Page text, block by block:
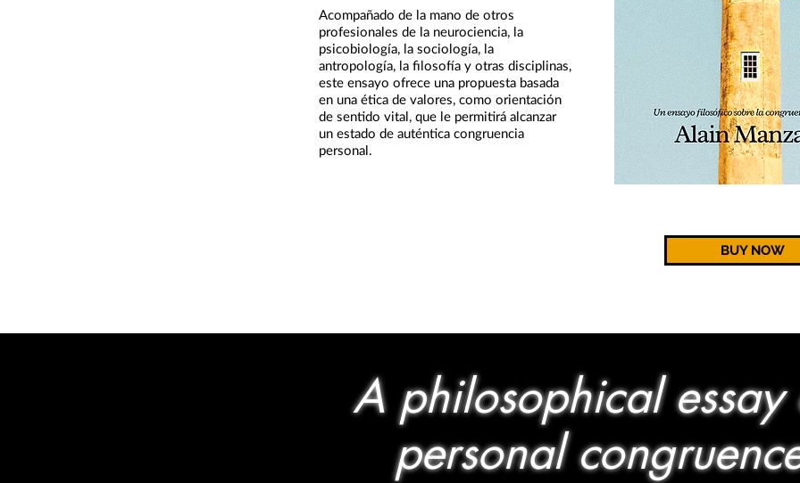
Acompañado de la mano de otros
profesionales de la neurociencia, la
psicobiología, la sociología, la
antropología, la filosofía y otras disciplinas,
este ensayo ofrece una propuesta basada
en una ética de valores, como orientación
de sentido vital, que le permitirá alcanzar
un estado de auténtica congruencia
personal.
BUY NOW
A philosophical essay
personal